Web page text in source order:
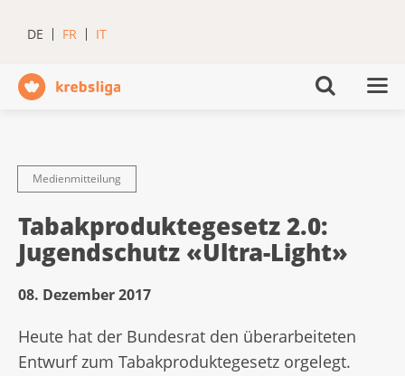
DE FR IT
Medienmitteilung
Tabakproduktegesetz 2.0:
Jugendschutz «Ultra-Light»
08. Dezember 2017
Heute hat der Bundesrat den überarbeiteten
Entwurf zum Tabakproduktegesetz orgelegt.